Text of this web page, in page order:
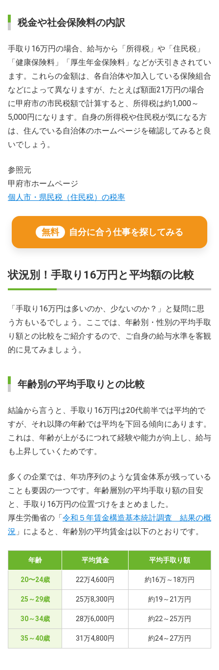
税金や社会保険料の内訳
手取り16万円の場合、給与から「所得税」や「住民税」
「健康保険料」「厚生年金保険料」などが天引きされてい
ます。これらの金額は、各自治体や加入している保険組合
などによって異なりますが、たとえば額面21万円の場合
に甲府市の市民税額で計算すると、所得税は約1,000～
5,000円になります。自身の所得税や住民税が気になる方
は、住んでいる自治体のホームページを確認してみると良
いでしょう。
参照元
甲府市ホームページ
個人市・県民税（住民税）の税率
無料 自分に合う仕事を探してみる
状況別！手取り16万円と平均額の比較
「手取り16万円は多いのか、少ないのか？」と疑問に思
う方もいるでしょう。ここでは、年齢別・性別の平均手取
り額との比較をご紹介するので、ご自身の給与水準を客観
的に見てみましょう。
年齢別の平均手取りとの比較
結論から言うと、手取り16万円は20代前半では平均的で
すが、それ以降の年齢では平均を下回る傾向にあります。
これは、年齢が上がるにつれて経験や能力が向上し、給与
も上昇していくためです。
多くの企業では、年功序列のような賃金体系が残っている
ことも要因の一つです。年齢層別の平均手取り額の目安
と、手取り16万円の位置づけをまとめました。
厚生労働省の「 令和５年賃金構造基本統計調査 結果の概
況 」によると、年齢別の平均賃金は以下のとおりです。
年齢 平均賃金 平均手取り額
20〜24歳 22万4,600円 約16万～18万円
25～29歳 25万8,300円 約19～21万円
30～34歳 28万6,000円 約22～25万円
35～40歳 31万4,800円 約24～27万円